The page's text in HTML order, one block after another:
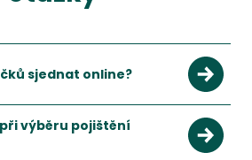
sjednat online?
lze běžně srovnat a sjednat online.
výběru pojištění